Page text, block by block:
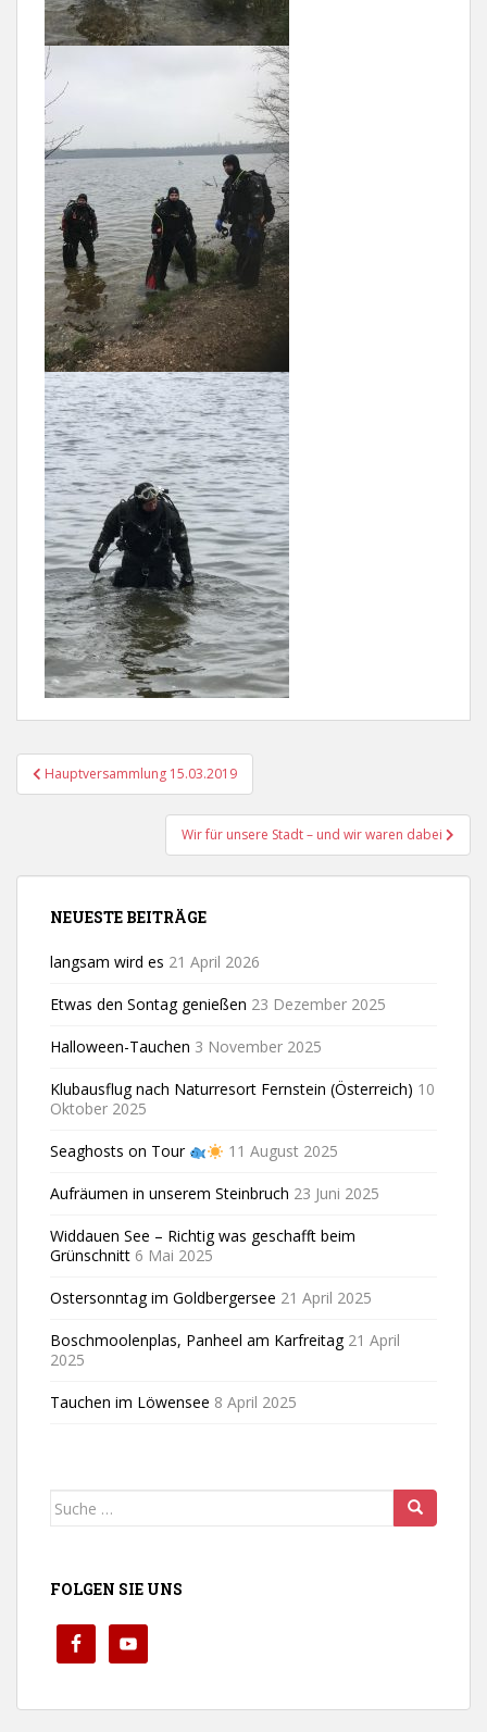
Beitragsnavigation
Hauptversammlung 15.03.2019
Wir für unsere Stadt – und wir waren dabei
NEUESTE BEITRÄGE
langsam wird es 21 April 2026
Etwas den Sontag genießen 23 Dezember 2025
Halloween-Tauchen 3 November 2025
Klubausflug nach Naturresort Fernstein (Österreich) 10
Oktober 2025
Seaghosts on Tour 11 August 2025
Aufräumen in unserem Steinbruch 23 Juni 2025
Widdauen See – Richtig was geschafft beim
Grünschnitt 6 Mai 2025
Ostersonntag im Goldbergersee 21 April 2025
Boschmoolenplas, Panheel am Karfreitag 21 April
2025
Tauchen im Löwensee 8 April 2025
Suche
FOLGEN SIE UNS